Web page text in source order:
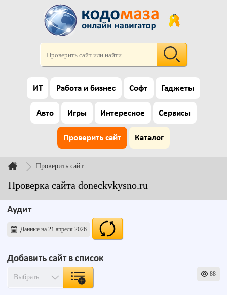
ИТ Работа и бизнес Софт Гаджеты
Авто Игры Интересное Сервисы
Проверить сайт Каталог
Проверить сайт
Проверка сайта doneckvkysno.ru
Аудит
Данные на 21 апреля 2026
Добавить сайт в список
88